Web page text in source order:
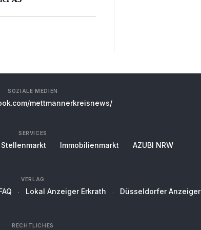
SOZIALE MEDIEN
mettmannerkreisnews/
SERVICES
Stellenmarkt Immobilienmarkt AZUBI NRW
VERLAG
Lokal Anzeiger Erkrath Düsseldorfer Anzeiger
RECHTLICHES